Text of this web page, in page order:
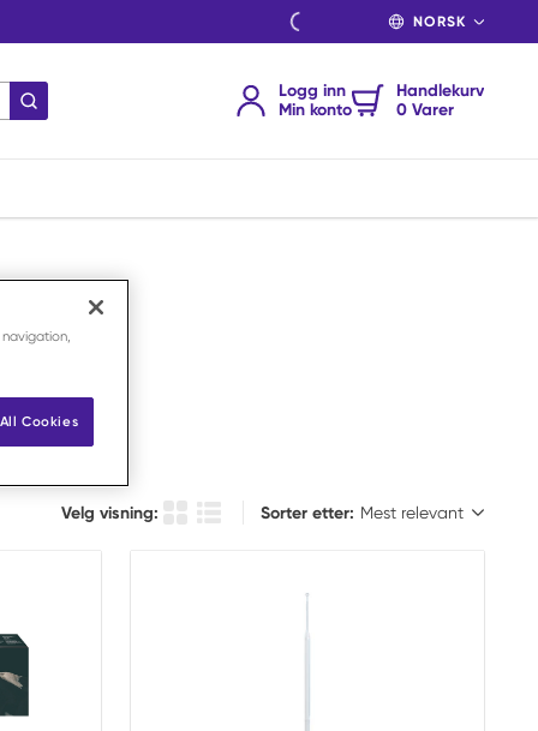
SPRÅK
send søk
Logg inn
Min konto
Handlekurv
0 Varer
Velg visning: Produkt rutenettvisning
Produktlistevisning
Sorter etter:
Sorter etter:
Cookies